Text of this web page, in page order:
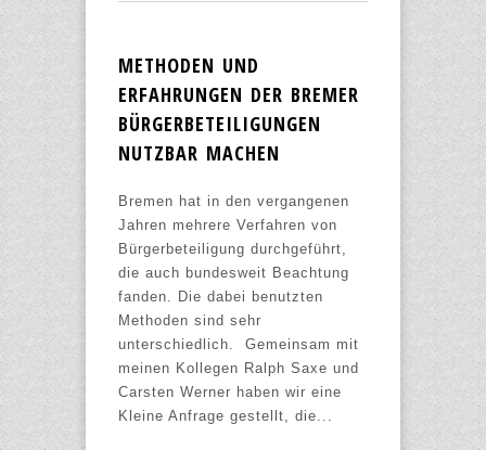
METHODEN UND
ERFAHRUNGEN DER BREMER
BÜRGERBETEILIGUNGEN
NUTZBAR MACHEN
Bremen hat in den vergangenen
Jahren mehrere Verfahren von
Bürgerbeteiligung durchgeführt,
die auch bundesweit Beachtung
fanden. Die dabei benutzten
Methoden sind sehr
unterschiedlich. Gemeinsam mit
meinen Kollegen Ralph Saxe und
Carsten Werner haben wir eine
Kleine Anfrage gestellt, die...